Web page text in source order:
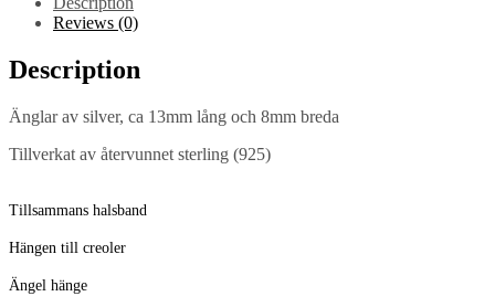
Reviews (0)
Description
Änglar av silver, ca 13mm lång och 8mm breda
Tillverkat av återvunnet sterling (925)
Tillsammans halsband
Hängen till creoler
Ängel hänge